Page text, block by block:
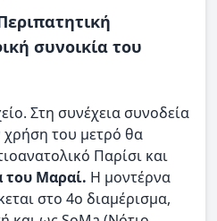
συνοικία του
Στη συνέχεια συνοδεία
χρήση του μετρό θα
Παρίσι και
του Μαραί. Η μοντέρνα
στο 4ο διαμέρισμα,